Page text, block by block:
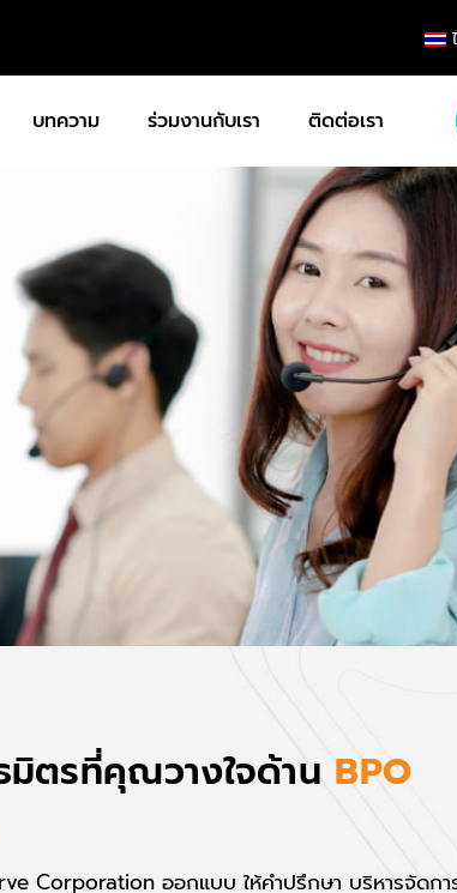
บทความ ร่วมงานกับเรา ติดต่อเรา
ตรที่คุณวางใจด้าน BPO
Corporation ออกแบบ ให้คำปรึกษา บริหารจัดกา